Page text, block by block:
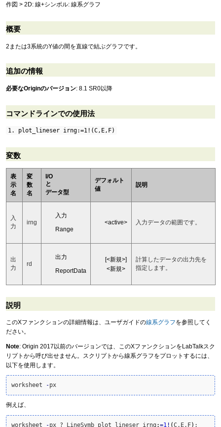
作図 > 2D: 線+シンボル: 線系グラフ
概要
2または3系統のY値の間を直線で結ぶグラフです。
追加の情報
必要なOriginのバージョン: 8.1 SR0以降
コマンドラインでの使用法
1. plot_lineser irng:=1!(C,E,F)
変数
表
示
名
変
数
名
I/O
と
データ型
デフォルト
値
説明
入
力
irng
入力
Range
<active> 入力データの範囲です。
出
力
rd
出力
ReportData
[<新規>]
<新規>
計算したデータの出力先を
指定します。
説明
このXファンクションの詳細情報は、ユーザガイドの線系グラフを参照してく
ださい。
Note: Origin 2017以前のバージョンでは、このXファンクションをLabTalkスク
リプトから呼び出せません。スクリプトから線系グラフをプロットするには、
以下を使用します。
worksheet -
例えば、
worksheet -px ? LineSymb plot_lineser irng :=1 ! (C,E,F)